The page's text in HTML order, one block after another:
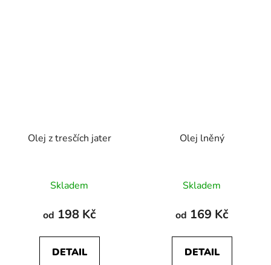
Olej z tresčích jater
hodnocení
produktu
5,0
z
Skladem
od 198 Kč
DETAIL
Olej lněný
hodnocení
produktu
4,8
z
Skladem
od 169 Kč
DETAIL